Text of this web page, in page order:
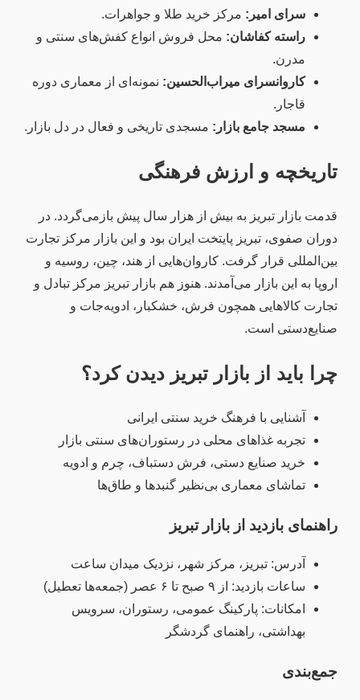
سرای امیر: مرکز خرید طلا و جواهرات.
راسته کفاشان: محل فروش انواع کفش‌های سنتی و
مدرن.
کاروانسرای میراب‌الحسین: نمونه‌ای از معماری دوره
قاجار.
مسجد جامع بازار: مسجدی تاریخی و فعال در دل بازار.
تاریخچه و ارزش فرهنگی
قدمت بازار تبریز به بیش از هزار سال پیش بازمی‌گردد. در
دوران صفوی، تبریز پایتخت ایران بود و این بازار مرکز تجارت
بین‌المللی قرار گرفت. کاروان‌هایی از هند، چین، روسیه و
اروپا به این بازار می‌آمدند. هنوز هم بازار تبریز مرکز تبادل و
تجارت کالاهایی همچون فرش، خشکبار، ادویه‌جات و
صنایع‌دستی است.
چرا باید از بازار تبریز دیدن کرد؟
آشنایی با فرهنگ خرید سنتی ایرانی
تجربه غذاهای محلی در رستوران‌های سنتی بازار
خرید صنایع دستی، فرش دستباف، چرم و ادویه
تماشای معماری بی‌نظیر گنبدها و طاق‌ها
راهنمای بازدید از بازار تبریز
آدرس: تبریز، مرکز شهر، نزدیک میدان ساعت
ساعات بازدید: از ۹ صبح تا ۶ عصر (جمعه‌ها تعطیل)
امکانات: پارکینگ عمومی، رستوران، سرویس
بهداشتی، راهنمای گردشگر
جمع‌بندی